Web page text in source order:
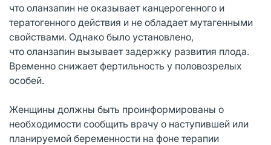
что оланзапин не оказывает канцерогенного и
тератогенного действия и не обладает мутагенными
свойствами. Однако было установлено,
что оланзапин вызывает задержку развития плода.
Временно снижает фертильность у половозрелых
особей.
Женщины должны быть проинформированы о
необходимости сообщить врачу о наступившей или
планируемой беременности на фоне терапии